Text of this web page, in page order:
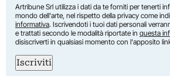
Artribune Srl utilizza i dati da te forniti per tenerti
mondo dell'arte, nel rispetto della privacy come
informativa. Iscrivendoti i tuoi dati personali
e trattati secondo le modalità riportate in questa
disiscriverti in qualsiasi momento con l'apposito
Iscriviti